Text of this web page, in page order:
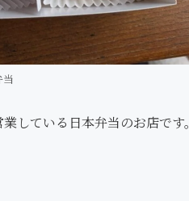
当
している日本弁当のお店です。